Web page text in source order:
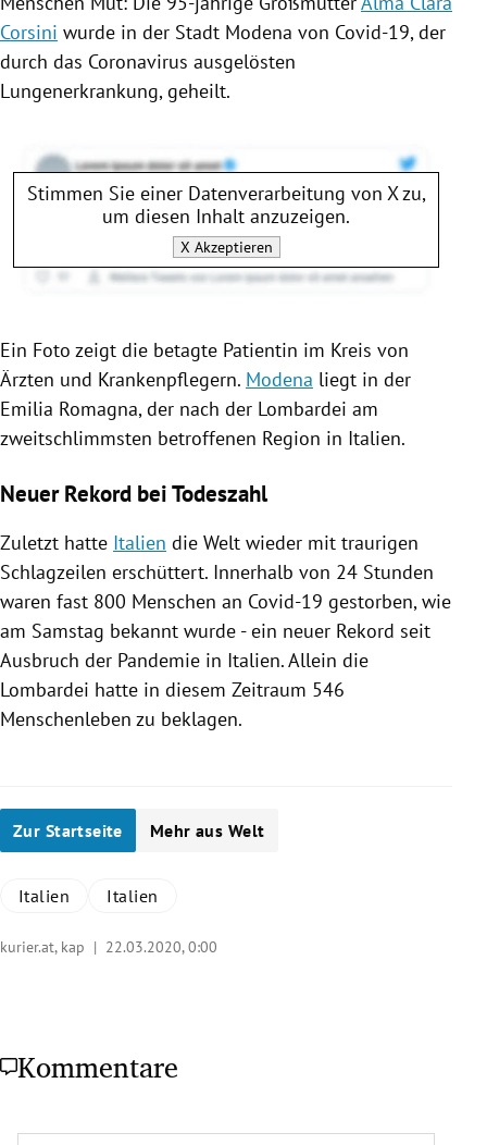
Corsini wurde in der Stadt Modena von Covid-19, der
durch das Coronavirus ausgelösten
Lungenerkrankung, geheilt.
Stimmen Sie einer Datenverarbeitung von Xzu,
um diesen Inhalt anzuzeigen.
X Akzeptieren
Ein Foto zeigt die betagte Patientin im Kreis von
Ärzten und Krankenpflegern. Modena liegt in der
Emilia Romagna, der nach der Lombardei am
zweitschlimmsten betroffenen Region in Italien.
Neuer Rekord bei Todeszahl
Zuletzt hatte Italien die Welt wieder mit traurigen
Schlagzeilen erschüttert. Innerhalb von 24 Stunden
waren fast 800 Menschen an Covid-19 gestorben, wie
am Samstag bekannt wurde - ein neuer Rekord seit
Ausbruch der Pandemie in Italien. Allein die
Lombardei hatte in diesem Zeitraum 546
Menschenleben zu beklagen.
Zur Startseite Mehr aus Welt
Italien Italien
kurier.at, kap | 22.03.2020, 0:00
Kommentare